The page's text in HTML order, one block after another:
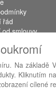
řád
smlouvy
eShop-
Na základě
Kliknutím
cílené